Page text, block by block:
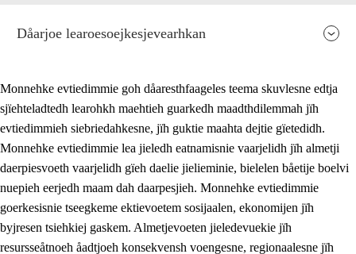
2. Lïeremen, evtiedimmien jïh skearkagimmien prinsihph
Dåarjoe learoesoejkesjevearhkan
Monnehke evtiedimmie goh dåaresthfaageles teema skuvlesne edtja
sjïehteladtedh learohkh maehtieh guarkedh maadthdilemmah jïh
evtiedimmieh siebriedahkesne, jïh guktie maahta dejtie gïetedidh.
Monnehke evtiedimmie lea jieledh eatnamisnie vaarjelidh jïh almetji
daerpiesvoeth vaarjelidh gïeh daelie jielieminie, bielelen båetije boelvi
nuepieh eerjedh maam dah daarpesjieh. Monnehke evtiedimmie
goerkesisnie tseegkeme ektievoetem sosijaalen, ekonomijen jïh
byjresen tsiehkiej gaskem. Almetjevoeten jieledevuekie jïh
resursseåtnoeh åadtjoeh konsekvensh voengesne, regionaalesne jïh